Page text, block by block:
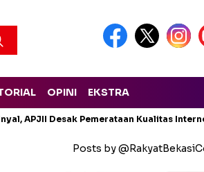
OPINI EKSTRA
APJII Desak Pemerataan Kualitas
Posts by